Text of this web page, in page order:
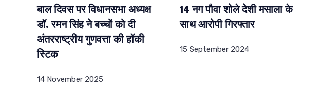
बाल दिवस पर विधानसभा अध्यक्ष
डॉ. रमन सिंह ने बच्चों को दी
अंतरराष्ट्रीय गुणवत्ता की हॉकी
स्टिक
14 November 2025
14 नग पौवा शोले देशी मसाला के
साथ आरोपी गिरफ्तार
15 September 2024